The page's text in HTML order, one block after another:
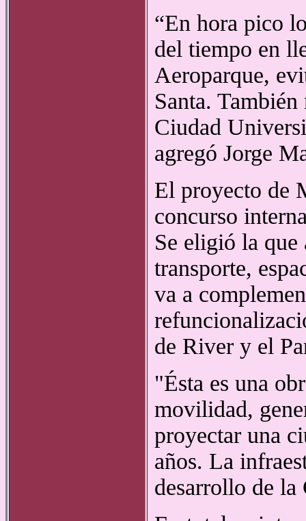
“En hora pico
del tiempo en
Aeroparque,
Santa.
Ciudad
agregó Jorge
El proyecto de
concurso
Se eligió la que
transporte,
va a
de River y el
"Ésta es una
movilidad,
proyectar una
años. La
desarrollo de la